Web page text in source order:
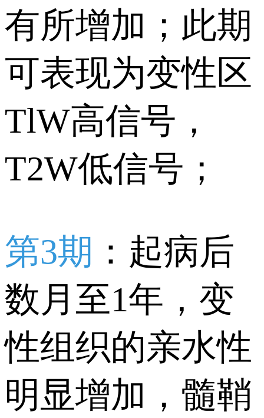
有所增加；此期
可表现为变性区
TlW高信号，
T2W低信号；
第3期 ：起病后
数月至1年，变
性组织的亲水性
明显增加，髓鞘